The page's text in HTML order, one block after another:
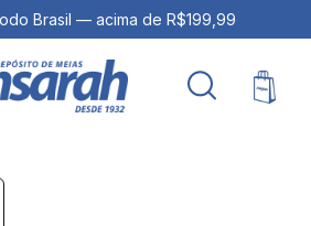
Brasil — acima de R$199,99